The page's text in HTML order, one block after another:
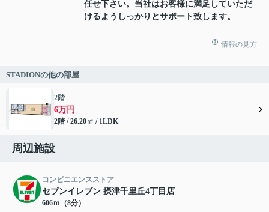
任せ下さい。当社はお客様に満足していただ
けるようしっかりとサポート致します。
情報の見方
STADIONの他の部屋
2階
6万円
2階 / 26.20㎡ / 1LDK
周辺施設
コンビニエンスストア
セブンイレブン 摂津千里丘4丁目店
606ｍ（8分）